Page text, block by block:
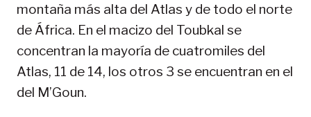
montaña más alta del Atlas y de todo el norte
de África. En el macizo del Toubkal se
concentran la mayoría de cuatromiles del
Atlas, 11 de 14, los otros 3 se encuentran en el
del M’Goun.